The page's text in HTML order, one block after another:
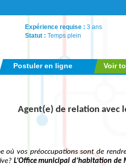
Expérience requise : 3 ans
Statut : Temps plein
Voir
Postuler en ligne
Agent(e) de relation avec
où vos préoccupations sont de
L’Office municipal d’habitation de